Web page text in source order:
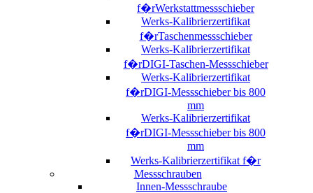
f�rWerkstattmessschieber
Werks-Kalibrierzertifikat
f�rTaschenmessschieber
Werks-Kalibrierzertifikat
f�rDIGI-Taschen-Messschieber
Werks-Kalibrierzertifikat
f�rDIGI-Messschieber bis 800
mm
Werks-Kalibrierzertifikat
f�rDIGI-Messschieber bis 800
mm
Werks-Kalibrierzertifikat f�r
Messschrauben
Innen-Messschraube